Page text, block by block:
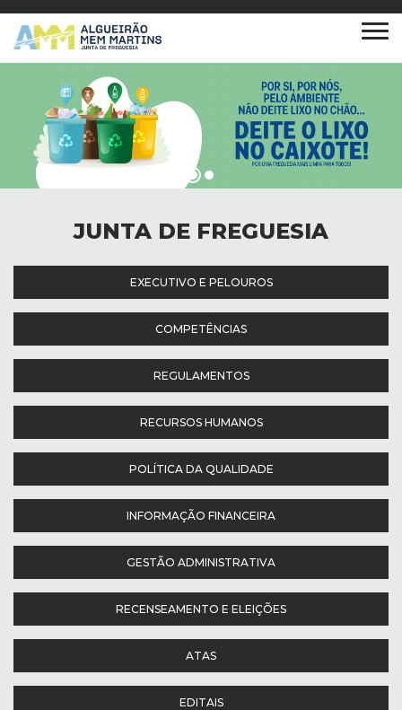
JUNTA DE FREGUESIA
EXECUTIVO E PELOUROS
COMPETÊNCIAS
REGULAMENTOS
RECURSOS HUMANOS
POLÍTICA DA QUALIDADE
INFORMAÇÃO FINANCEIRA
GESTÃO ADMINISTRATIVA
RECENSEAMENTO E ELEIÇÕES
ATAS
EDITAIS